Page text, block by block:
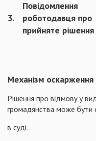
3.
Повідомлення
роботодавця про
прийняте рішення
Механізм оскарження
Рішення про відмову у
громадянства може бути
в суді.